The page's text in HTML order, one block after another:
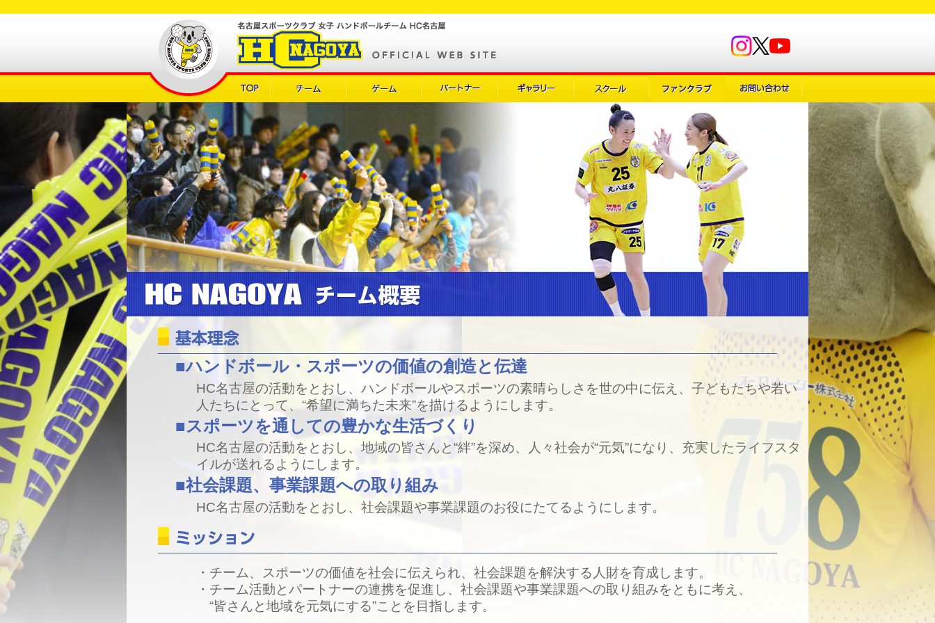
■ハンドボール・スポーツの価値の創造と伝達
HC名古屋の活動をとおし、ハンドボールやスポーツの素晴らしさを世の中に伝え、子どもたちや若い
人たちにとって、“希望に満ちた未来”を描けるようにします。
■スポーツを通しての豊かな生活づくり
HC名古屋の活動をとおし、地域の皆さんと“絆”を深め、人々社会が“元気”になり、充実したライフスタ
イルが送れるようにします。
■社会課題、事業課題への取り組み
HC名古屋の活動をとおし、社会課題や事業課題のお役にたてるようにします。
・チーム、スポーツの価値を社会に伝えられ、社会課題を解決する人財を育成します。
・チーム活動とパートナーの連携を促進し、社会課題や事業課題への取り組みをともに考え、
“皆さんと地域を元気にする”ことを目指します。